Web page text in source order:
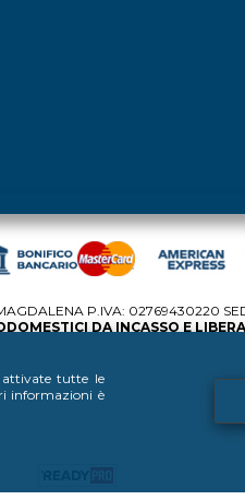
attivate tutte le
informazioni è
P.IVA: 02769430220
DA INCASSO E